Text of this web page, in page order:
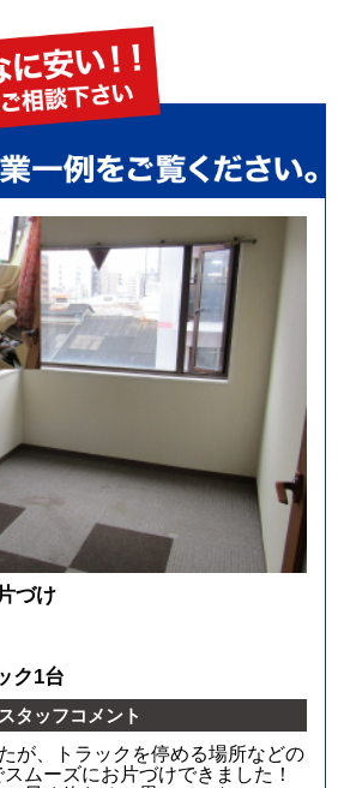
づけ
ク1台
スタッフコメント
が、トラックを停める場所などの
ムーズにお片づけできました！